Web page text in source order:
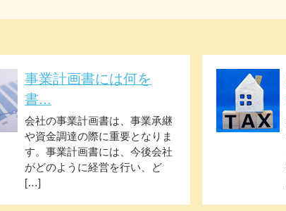
事業計画書には何を
書...
会社の事業計画書は、事業承継
や資金調達の際に重要となりま
す。事業計画書には、今後会社
がどのように経営を行い、ど
[…]